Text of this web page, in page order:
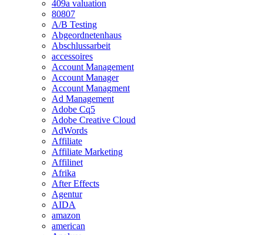
409a valuation
80807
A/B Testing
Abgeordnetenhaus
Abschlussarbeit
accessoires
Account Management
Account Manager
Account Managment
Ad Management
Adobe Cq5
Adobe Creative Cloud
AdWords
Affiliate
Affiliate Marketing
Affilinet
Afrika
After Effects
Agentur
AIDA
amazon
american